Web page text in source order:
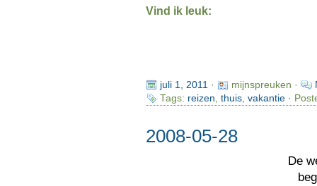
Vind ik leuk:
juli 1, 2011 · mijnspreuken ·
Tags: reizen thuis, vakantie·
2008-05-28
De